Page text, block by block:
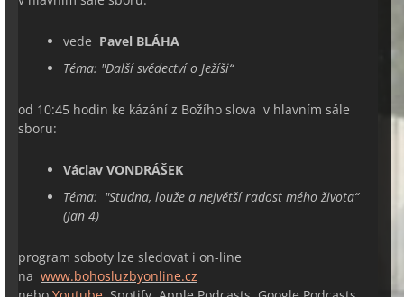
vede Pavel BLÁHA
Téma: "Další svědectví o Ježíši“
od 10:45 hodin ke kázání z Božího slova v hlavním sále
sboru:
Václav VONDRÁŠEK
Téma: "Studna, louže a největší radost mého života“
(Jan 4)
program soboty lze sledovat i on-line
na www.bohosluzbyonline.cz